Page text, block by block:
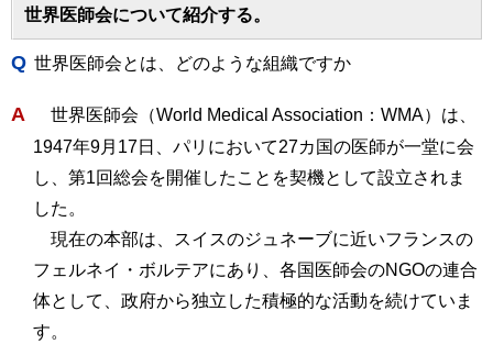
世界医師会について紹介する。
Q 世界医師会とは、どのような組織ですか
A
世界医師会（World Medical Association：WMA）は、
1947年9月17日、パリにおいて27カ国の医師が一堂に会
し、第1回総会を開催したことを契機として設立されま
した。
現在の本部は、スイスのジュネーブに近いフランスの
フェルネイ・ボルテアにあり、各国医師会のNGOの連合
体として、政府から独立した積極的な活動を続けていま
す。